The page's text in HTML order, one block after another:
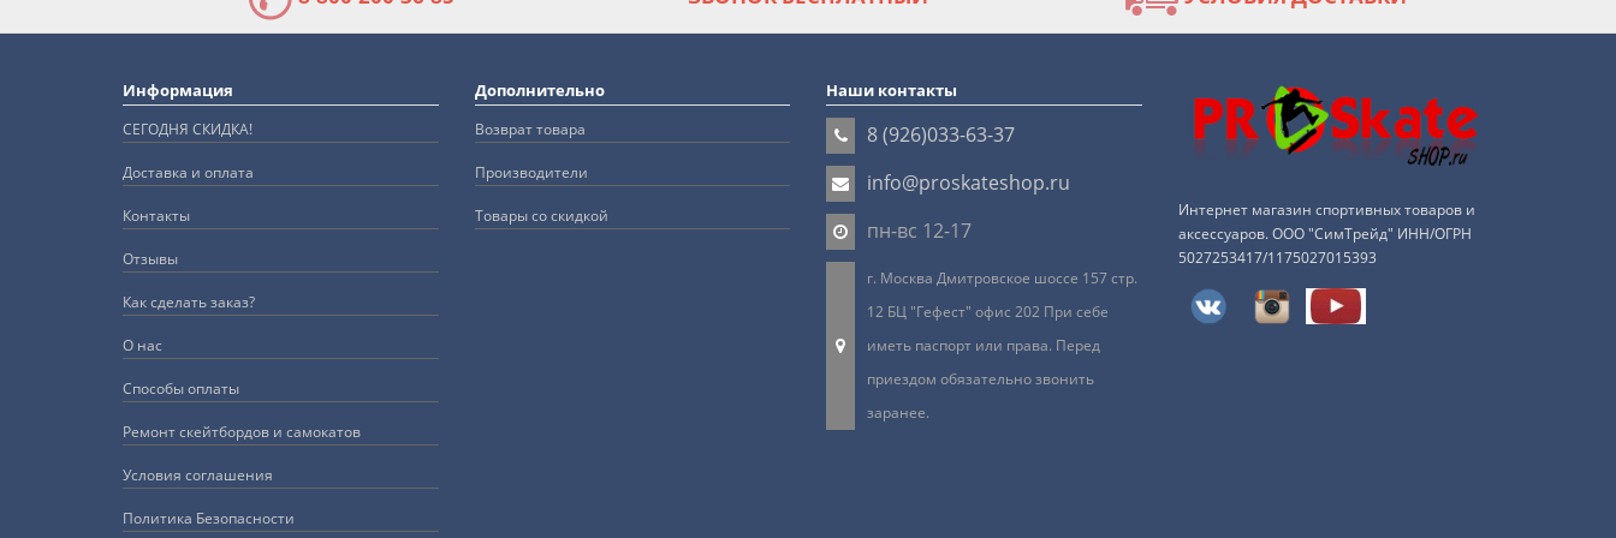
Информация
СЕГОДНЯ СКИДКА!
Доставка и оплата
Контакты
Отзывы
Как сделать заказ?
О нас
Способы оплаты
Ремонт скейтбордов и самокатов
Условия соглашения
Политика Безопасности
Дополнительно
Возврат товара
Производители
Товары со скидкой
Наши контакты
8 (926)033-63-37
info@proskateshop.ru
пн-вс 12-17
г. Москва Дмитровское шоссе 157 стр.
12 БЦ "Гефест" офис 202 При себе
иметь паспорт или права. Перед
приездом обязательно звонить
заранее.
Интернет магазин спортивных товаров и
аксессуаров. ООО "СимТрейд" ИНН/ОГРН
5027253417/1175027015393